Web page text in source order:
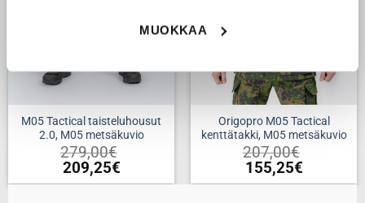
MUOKKAA
M05 Tactical taisteluhousut
2.0, M05 metsäkuvio
279,00€
209,25€
Origopro M05 Tactical
kenttätakki, M05 metsäkuvio
207,00€
155,25€